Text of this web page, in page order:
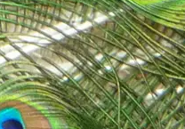
South Africa
Spain